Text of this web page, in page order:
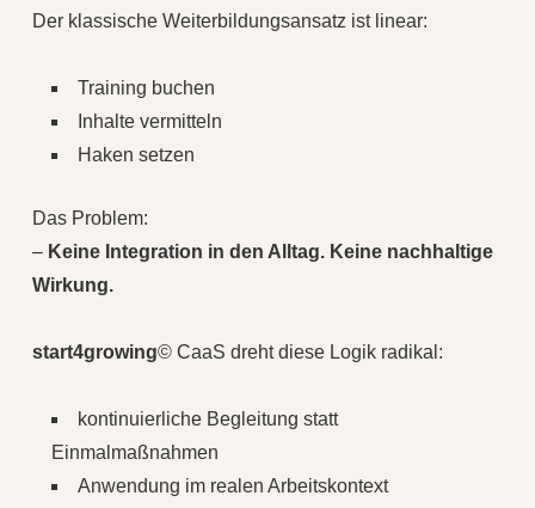
Der klassische Weiterbildungsansatz ist linear:
Training buchen
Inhalte vermitteln
Haken setzen
Das Problem:
– Keine Integration in den Alltag. Keine nachhaltige
Wirkung.
start4growing© CaaS dreht diese Logik radikal:
kontinuierliche Begleitung statt
Einmalmaßnahmen
Anwendung im realen Arbeitskontext